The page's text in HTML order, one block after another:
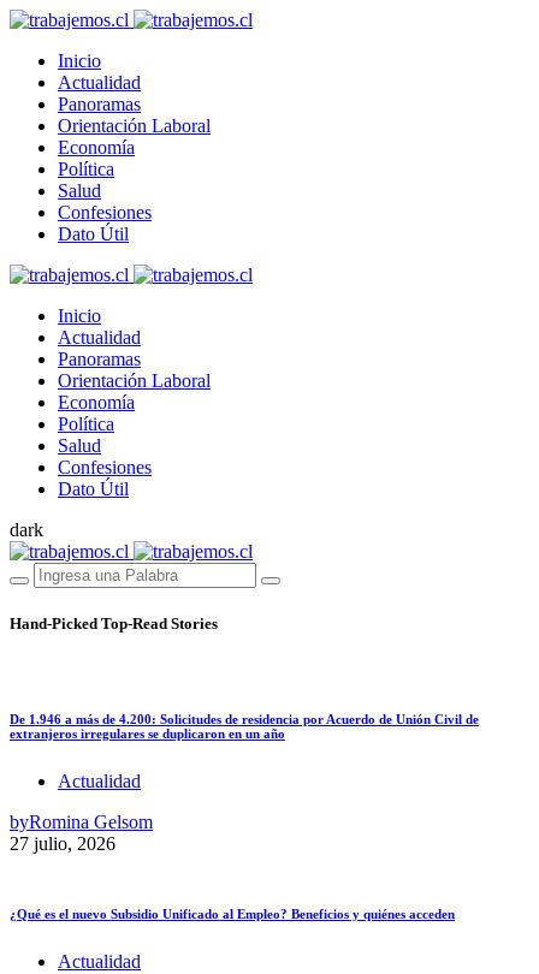
Inicio
Actualidad
Panoramas
Orientación Laboral
Economía
Política
Salud
Confesiones
Dato Útil
Inicio
Actualidad
Panoramas
Orientación Laboral
Economía
Política
Salud
Confesiones
Dato Útil
dark
Hand-Picked Top-Read Stories
De 1.946 a más de 4.200: Solicitudes de residencia por Acuerdo de Unión Civil de
extranjeros irregulares se duplicaron en un año
Actualidad
byRomina Gelsom
27 julio, 2026
¿Qué es el nuevo Subsidio Unificado al Empleo? Beneficios y quiénes acceden
Actualidad